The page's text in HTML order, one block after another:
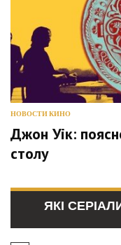
НОВОСТИ КИНО
Джон Уік:
столу
ЯКІ